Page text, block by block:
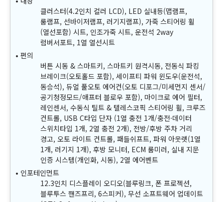
클러스터(4.2인치 컬러 LCD), LED 실내등(맵램프,
룸램프, 선바이저램프, 러기지램프), 가죽 스티어링 휠
(열선포함) 시트, 인조가죽 시트, 운전석 2way
럼버서포트, 1열 열선시트
편의
버튼 시동 & 스마트키, 스마트키 원격시동, 전동식 파킹
브레이크(오토홀드 포함), 세이프티 파워 윈도우(운전석,
동승석), 듀얼 풀오토 에어컨(오토 디포그/미세먼지 센서/
공기청정모드/애프터 블로우 포함), 마이크로 에어 필터,
레인센서, 수동식 틸트 & 텔레스코픽 스티어링 휠, 크루즈
컨트롤, USB C타입 단자 (1열 충전 1개/충전·데이터
스위치타입 1개, 2열 충전 2개), 전방/후방 주차 거리
경고, 오토 라이트 컨트롤, 패들쉬프트, 파워 아웃렛(1열
1개, 러기지 1개), 후방 모니터, ECM 룸미러, 실내 지문
인증 시스템(개인화, 시동), 2열 에어벤트
인포테인먼트
12.3인치 디스플레이 오디오(블루링크, 폰 프로젝션,
블루투스 핸즈프리, 6스피커), 무선 소프트웨어 업데이트